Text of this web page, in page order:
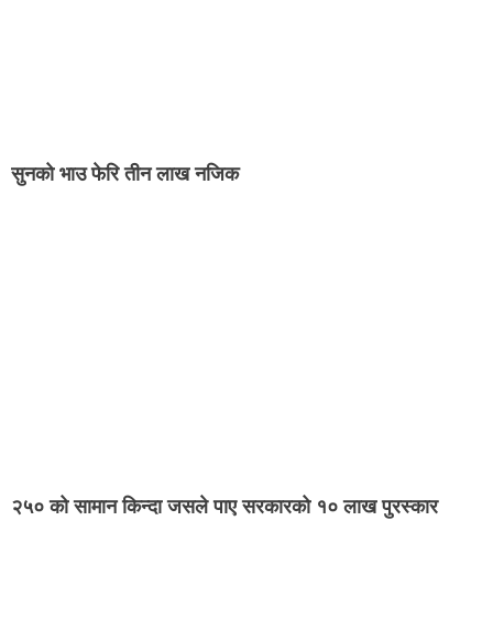
सुनको भाउ फेरि तीन लाख नजिक
२५० को सामान किन्दा जसले पाए सरकारको १० लाख पुरस्कार